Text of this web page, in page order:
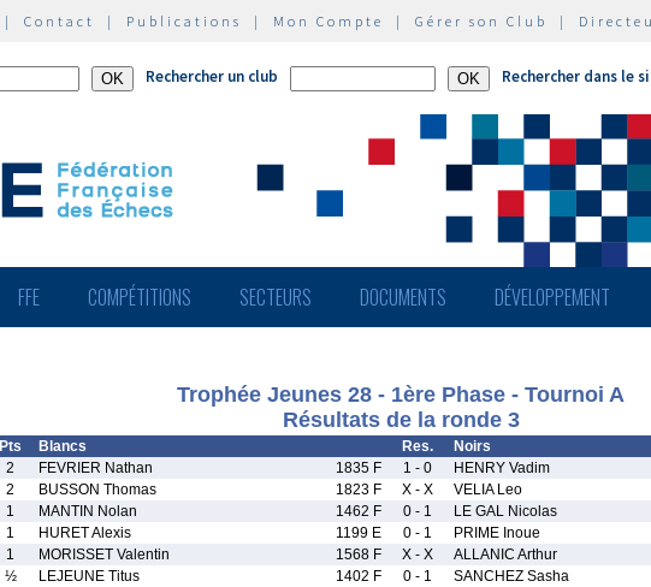
| Contact | Publications | Mon Compte | Gérer son Club |
Rechercher un club Rechercher dans le
FFE COMPÉTITIONS SECTEURS DOCUMENTS DÉVELOPPEMENT
Trophée Jeunes 28 - 1ère Phase - Tournoi A
Résultats de la ronde 3
Pts Blancs Res. Noirs
2 FEVRIER Nathan 1835 F 1 - 0 HENRY Vadim
2 BUSSON Thomas 1823 F X - X VELIA Leo
1 MANTIN Nolan 1462 F 0 - 1 LE GAL Nicolas
1 HURET Alexis 1199 E 0 - 1 PRIME Inoue
1 MORISSET Valentin 1568 F X - X ALLANIC Arthur
½ LEJEUNE Titus 1402 F 0 - 1 SANCHEZ Sasha